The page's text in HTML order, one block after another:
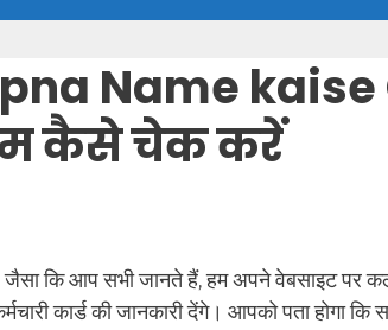
Name kaise
कैसे चेक करें
जैसा कि आप सभी जानते हैं, हम अपने वेबसाइट पर
कार्ड की जानकारी देंगे। आपको पता होगा कि